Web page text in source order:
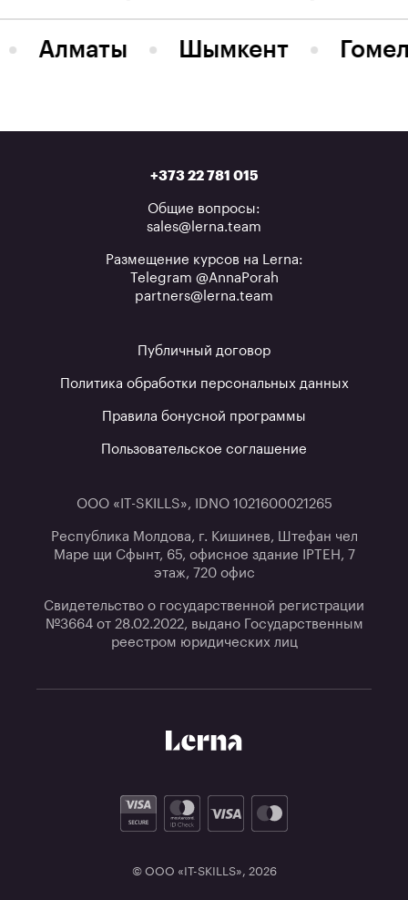
Алматы Шымкент
+373 22 781 015
Общие вопросы:
sales@lerna.team
Размещение курсов на Lerna:
Telegram @AnnaPorah
partners@lerna.team
Публичный договор
Политика обработки персональных данных
Правила бонусной программы
Пользовательское соглашение
ООО «IT-SKILLS», IDNO 1021600021265
Республика Молдова, г. Кишинев, Штефан чел
Маре щи Сфынт, 65, офисное здание IPTEH, 7
этаж, 720 офис
Свидетельство о государственной регистрации
№3664 от 28.02.2022, выдано Государственным
реестром юридических лиц
© ООО «IT-SKILLS», 2026